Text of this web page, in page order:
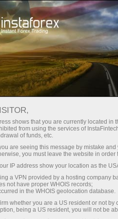
da conta
Para Iniciantes Para
os termos e noções
informação é apresentada
dos termos e definições
shows that you are currently located in
from using the services of
of funds, etc.
are seeing this message by mistake
you must leave the website in
IP address show your location as the
a VPN provided by a hosting company
not have proper WHOIS records;
in the WHOIS geolocation database.
whether you are a US resident or not
being a US resident, you will not be